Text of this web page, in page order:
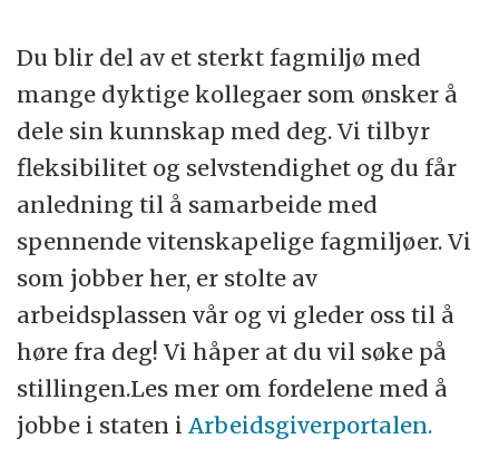
Du blir del av et sterkt fagmiljø med
mange dyktige kollegaer som ønsker å
dele sin kunnskap med deg. Vi tilbyr
fleksibilitet og selvstendighet og du får
anledning til å samarbeide med
spennende vitenskapelige fagmiljøer. Vi
som jobber her, er stolte av
arbeidsplassen vår og vi gleder oss til å
høre fra deg! Vi håper at du vil søke på
stillingen.Les mer om fordelene med å
jobbe i staten iArbeidsgiverportalen.